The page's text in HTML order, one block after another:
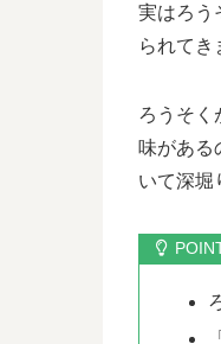
実はろう
られてき
ろうそく
味がある
いて深堀